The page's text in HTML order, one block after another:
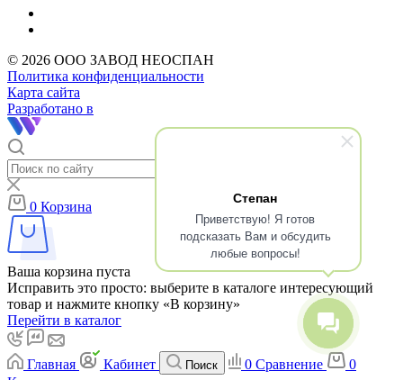
Степан
Приветствую! Я готов
подсказать Вам и обсудить
любые вопросы!
© 2026 ООО ЗАВОД НЕОСПАН
Политика конфиденциальности
Карта сайта
Разработано в
0 Корзина
Ваша корзина пуста
Исправить это просто: выберите в каталоге интересующий
товар и нажмите кнопку «В корзину»
Перейти в каталог
Главная Кабинет Поиск 0 Сравнение
0